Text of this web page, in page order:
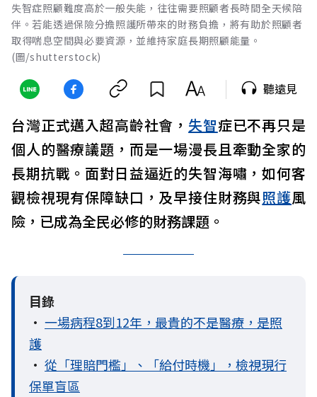
失智症照顧難度高於一般失能，往往需要照顧者長時間全天候陪
伴。若能透過保險分擔照護所帶來的財務負擔，將有助於照顧者
取得喘息空間與必要資源，並維持家庭長期照顧能量。
(圖/shutterstock)
聽遠見
台灣正式邁入超高齡社會， 失智症已不再只是
個人的醫療議題，而是一場漫長且牽動全家的
長期抗戰。面對日益逼近的失智海嘯，如何客
觀檢視現有保障缺口，及早接住財務與照護風
險，已成為全民必修的財務課題。
目錄
• 一場病程8到12年，最貴的不是醫療，是照
護
• 從「理賠門檻」、「給付時機」，檢視現行
保單盲區